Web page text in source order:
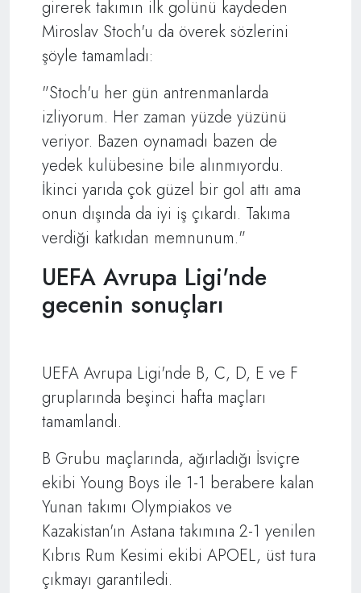
girerek takımın ilk golünü kaydeden
Miroslav Stoch'u da överek sözlerini
şöyle tamamladı:
"Stoch'u her gün antrenmanlarda
izliyorum. Her zaman yüzde yüzünü
veriyor. Bazen oynamadı bazen de
yedek kulübesine bile alınmıyordu.
İkinci yarıda çok güzel bir gol attı ama
onun dışında da iyi iş çıkardı. Takıma
verdiği katkıdan memnunum."
UEFA Avrupa Ligi'nde
gecenin sonuçları
UEFA Avrupa Ligi'nde B, C, D, E ve F
gruplarında beşinci hafta maçları
tamamlandı.
B Grubu maçlarında, ağırladığı İsviçre
ekibi Young Boys ile 1-1 berabere kalan
Yunan takımı Olympiakos ve
Kazakistan'ın Astana takımına 2-1 yenilen
Kıbrıs Rum Kesimi ekibi APOEL, üst tura
çıkmayı garantiledi.